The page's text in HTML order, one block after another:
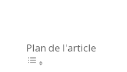
Plan de l'article